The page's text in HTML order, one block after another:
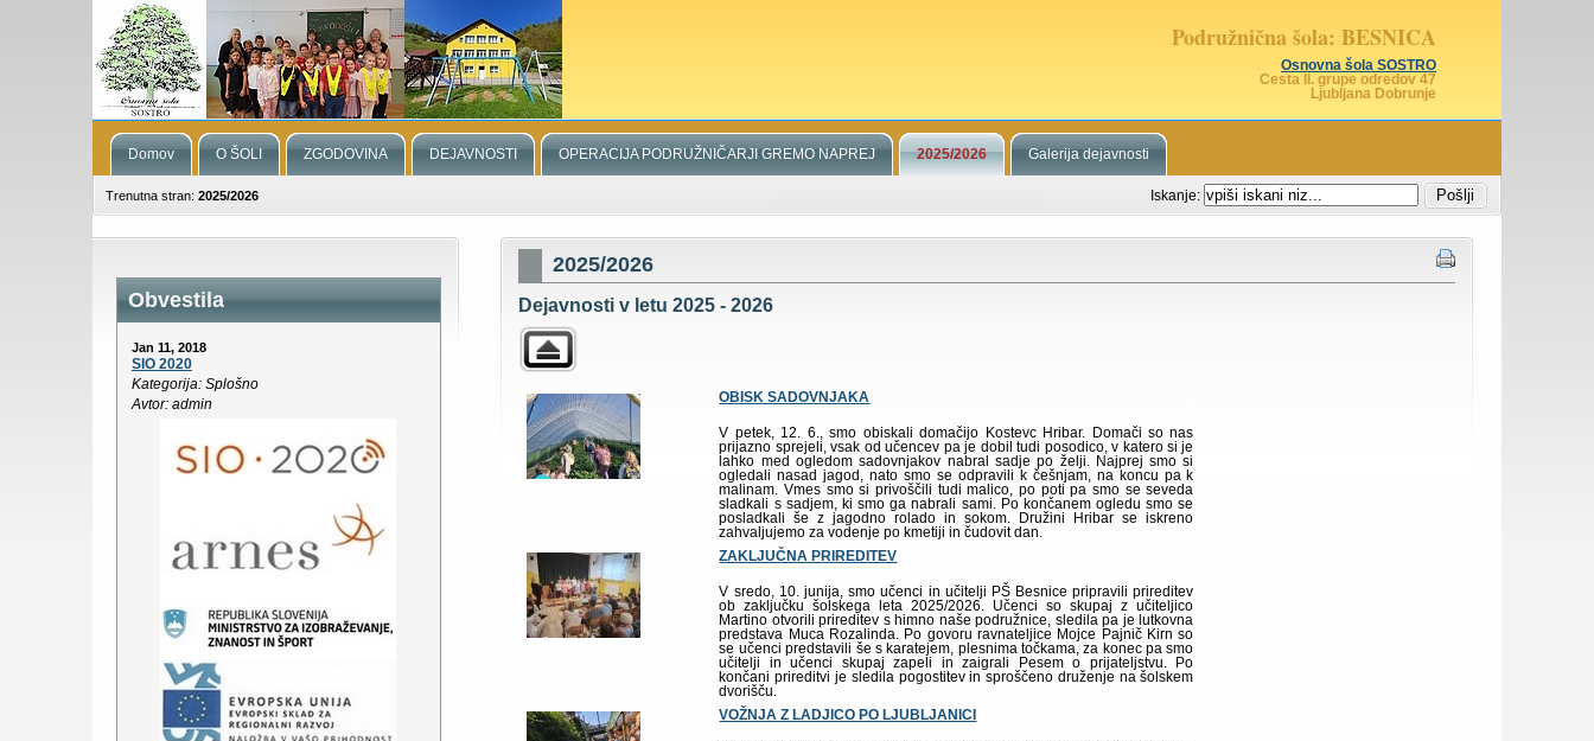
Podružnična šola: BESNICA
Osnovna šola SOSTRO
Cesta II. grupe odredov 47
Ljubljana Dobrunje
Domov O ŠOLI ZGODOVINA DEJAVNOSTI OPERACIJA PODRUŽNIČARJI GREMO NAPREJ 2025/2026 Galerija dejavnosti
Iskanje:
Trenutna stran: 2025/2026
Obvestila
Jan 11, 2018
SIO 2020
Kategorija: Splošno
Avtor: admin
2025/2026
Dejavnosti v letu 2025 - 2026
OBISK SADOVNJAKA
V petek, 12. 6., smo obiskali domačijo Kostevc Hribar. Domači so nas
prijazno sprejeli, vsak od učencev pa je dobil tudi posodico, v katero si je
lahko med ogledom sadovnjakov nabral sadje po želji. Najprej smo si
ogledali nasad jagod, nato smo se odpravili k češnjam, na koncu pa k
malinam. Vmes smo si privoščili tudi malico, po poti pa smo se seveda
sladkali s sadjem, ki smo ga nabrali sami. Po končanem ogledu smo se
posladkali še z jagodno rolado in sokom. Družini Hribar se iskreno
zahvaljujemo za vodenje po kmetiji in čudovit dan.
ZAKLJUČNA PRIREDITEV
V sredo, 10. junija, smo učenci in učitelji PŠ Besnice pripravili prireditev
ob zaključku šolskega leta 2025/2026. Učenci so skupaj z učiteljico
Martino otvorili prireditev s himno naše podružnice, sledila pa je lutkovna
predstava Muca Rozalinda. Po govoru ravnateljice Mojce Pajnič Kirn so
se učenci predstavili še s karatejem, plesnima točkama, za konec pa smo
učitelji in učenci skupaj zapeli in zaigrali Pesem o prijateljstvu. Po
končani prireditvi je sledila pogostitev in sproščeno druženje na šolskem
dvorišču.
VOŽNJA Z LADJICO PO LJUBLJANICI